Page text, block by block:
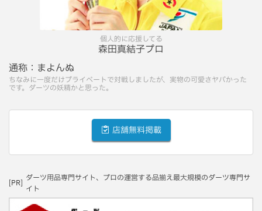
個人的に応援してる
森田真結子プロ
通称： まよんぬ
ちなみに一度だけプライベートで対戦しましたが、実物の可愛さヤバかった
です。ダーツの妖精かと思った。
店舗無料掲載
[PR]
ダーツ用品専門サイト、プロの運営する品揃え最大規模のダーツ専門サ
イト